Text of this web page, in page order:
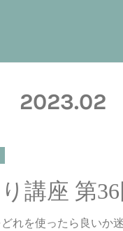
2023.02
れを使ったら良いか